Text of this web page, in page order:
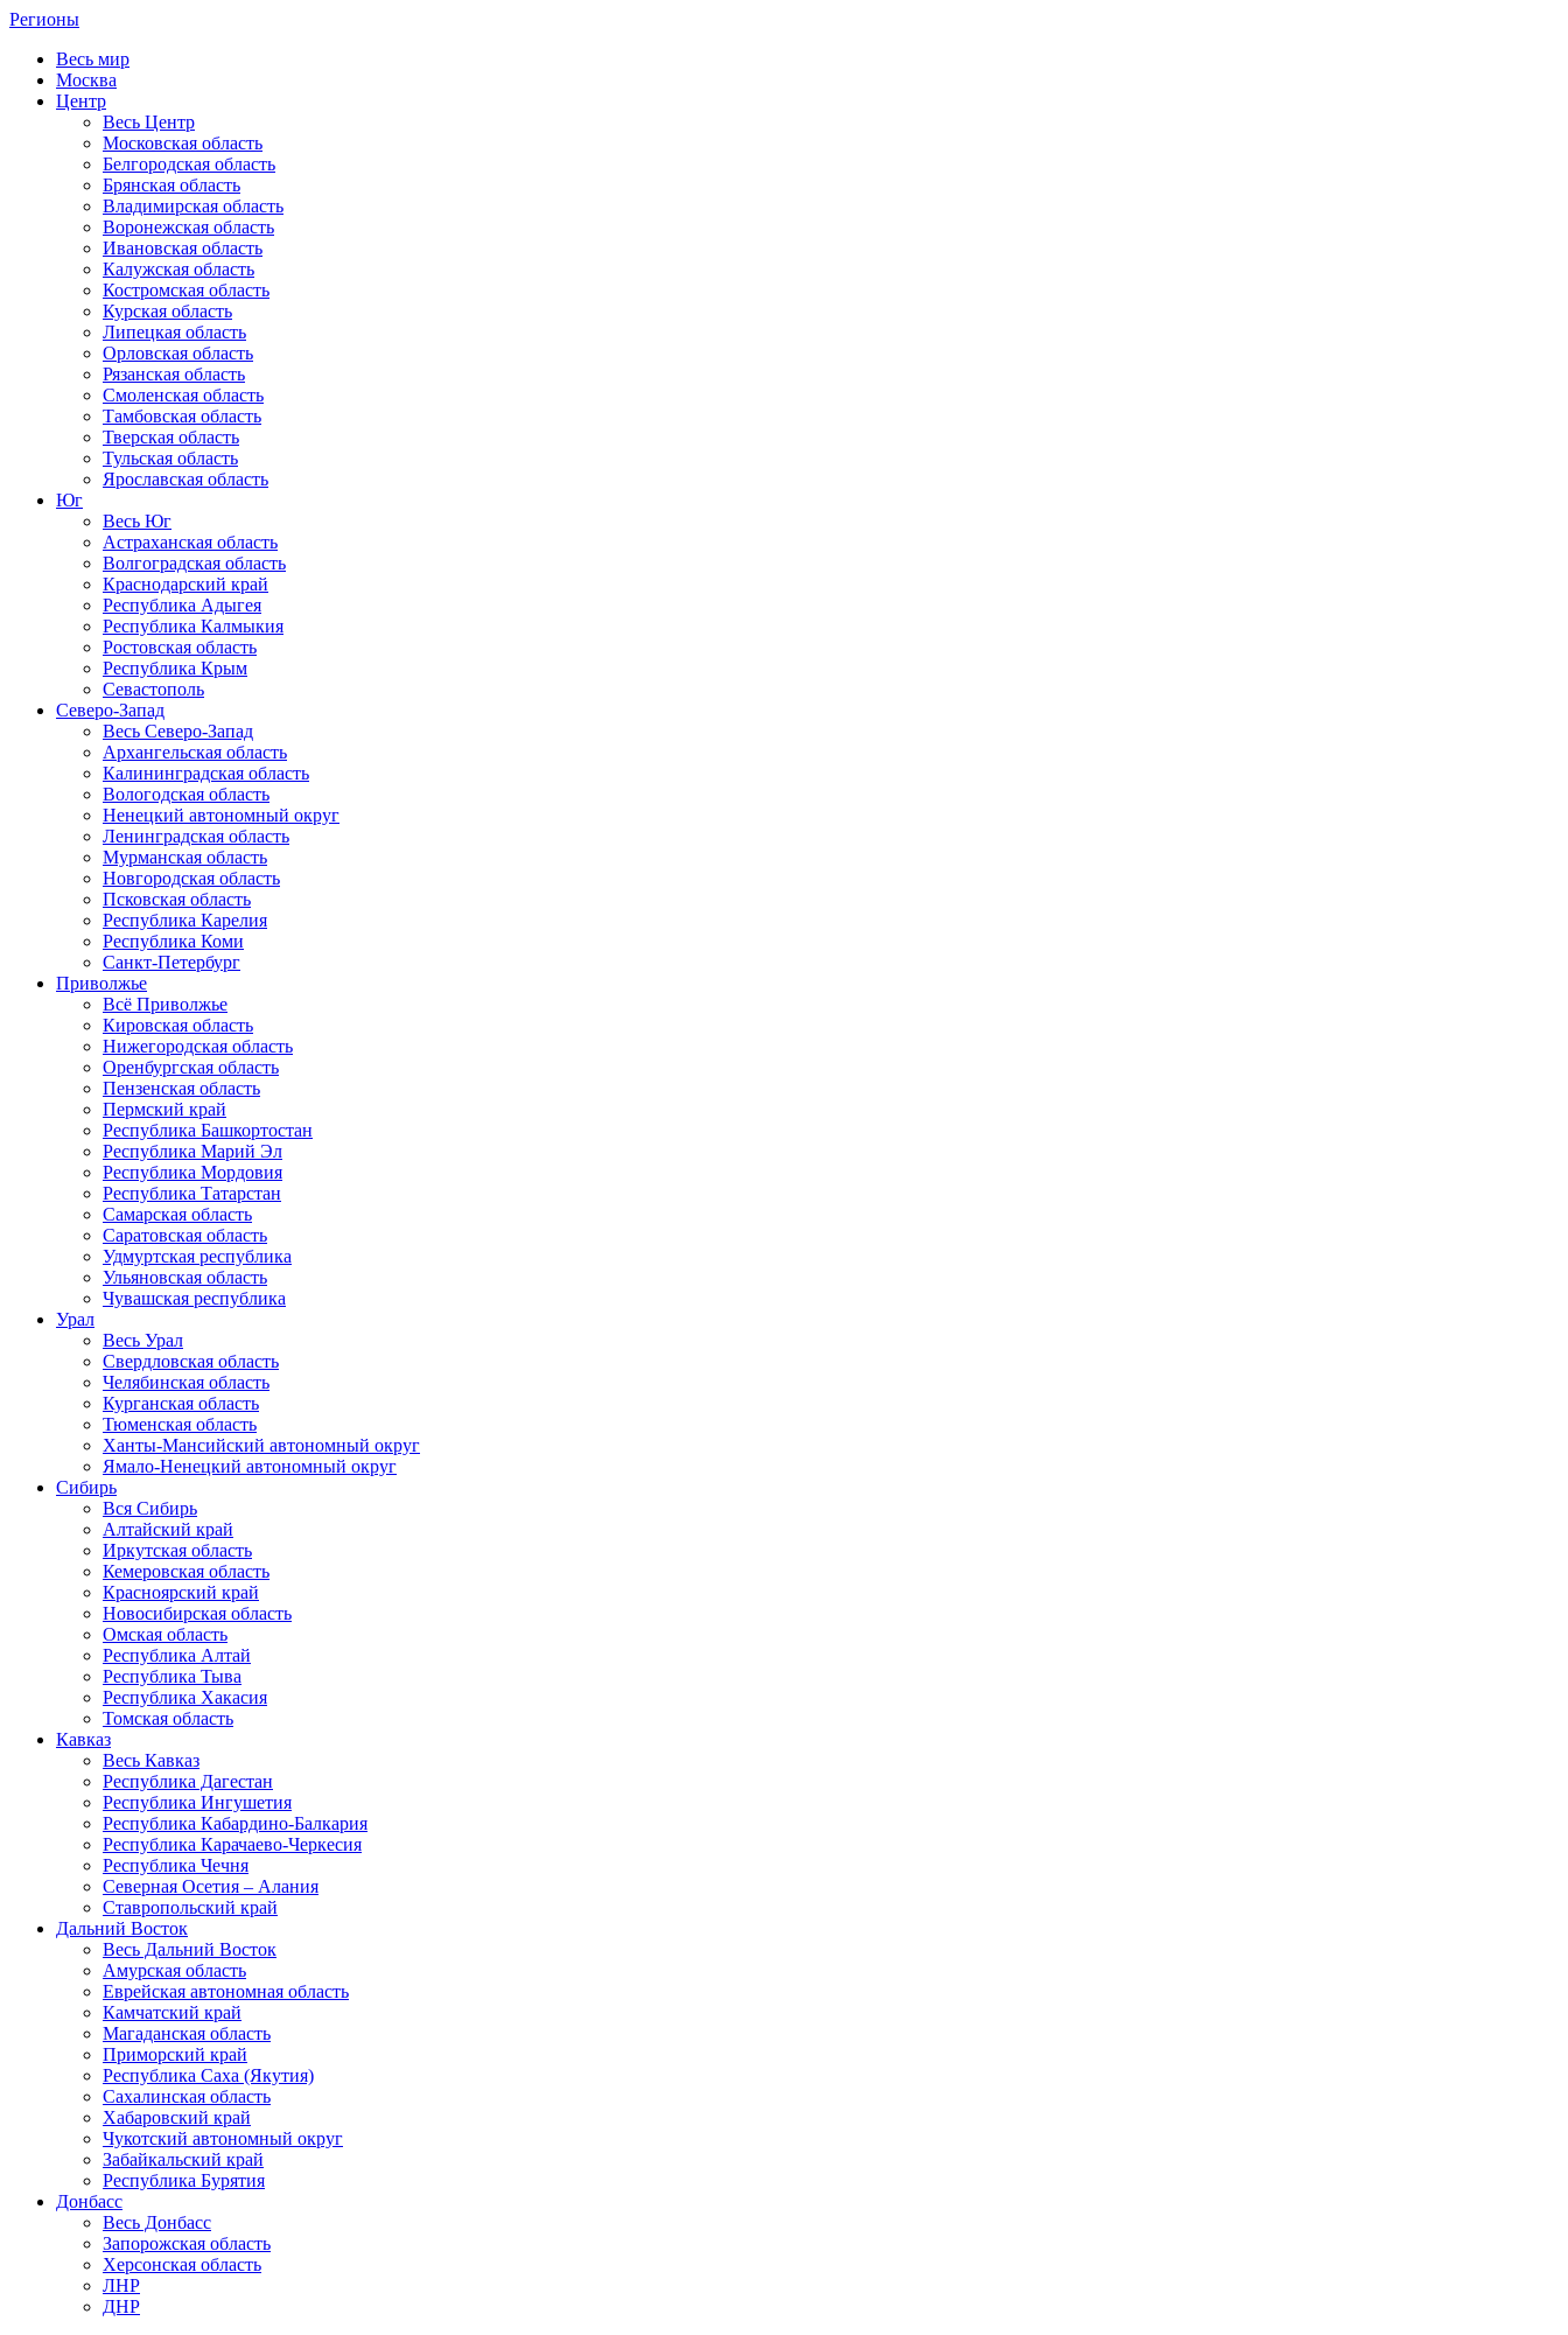
Регионы
Весь мир
Москва
Центр
Весь Центр
Московская область
Белгородская область
Брянская область
Владимирская область
Воронежская область
Ивановская область
Калужская область
Костромская область
Курская область
Липецкая область
Орловская область
Рязанская область
Смоленская область
Тамбовская область
Тверская область
Тульская область
Ярославская область
Юг
Весь Юг
Астраханская область
Волгоградская область
Краснодарский край
Республика Адыгея
Республика Калмыкия
Ростовская область
Республика Крым
Севастополь
Северо-Запад
Весь Северо-Запад
Архангельская область
Калининградская область
Вологодская область
Ненецкий автономный округ
Ленинградская область
Мурманская область
Новгородская область
Псковская область
Республика Карелия
Республика Коми
Санкт-Петербург
Приволжье
Всё Приволжье
Кировская область
Нижегородская область
Оренбургская область
Пензенская область
Пермский край
Республика Башкортостан
Республика Марий Эл
Республика Мордовия
Республика Татарстан
Самарская область
Саратовская область
Удмуртская республика
Ульяновская область
Чувашская республика
Урал
Весь Урал
Свердловская область
Челябинская область
Курганская область
Тюменская область
Ханты-Мансийский автономный округ
Ямало-Ненецкий автономный округ
Сибирь
Вся Сибирь
Алтайский край
Иркутская область
Кемеровская область
Красноярский край
Новосибирская область
Омская область
Республика Алтай
Республика Тыва
Республика Хакасия
Томская область
Кавказ
Весь Кавказ
Республика Дагестан
Республика Ингушетия
Республика Кабардино-Балкария
Республика Карачаево-Черкесия
Республика Чечня
Северная Осетия – Алания
Ставропольский край
Дальний Восток
Весь Дальний Восток
Амурская область
Еврейская автономная область
Камчатский край
Магаданская область
Приморский край
Республика Саха (Якутия)
Сахалинская область
Хабаровский край
Чукотский автономный округ
Забайкальский край
Республика Бурятия
Донбасс
Весь Донбасс
Запорожская область
Херсонская область
ЛНР
ДНР